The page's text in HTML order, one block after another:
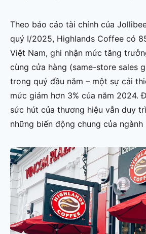
Theo báo cáo tài chính của
quý I/2025, Highlands Coffee có
Việt Nam, ghi nhận mức tăng
cùng cửa hàng (same-store sales
trong quý đầu năm – một sự cải
mức giảm hơn 3% của năm 2024.
sức hút của thương hiệu vẫn duy
những biến động chung của ngành